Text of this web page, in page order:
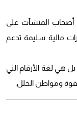
أصحاب المنشآت على
مالية سليمة تدعم
هي لغة الأرقام التي
ومواطن الخلل.